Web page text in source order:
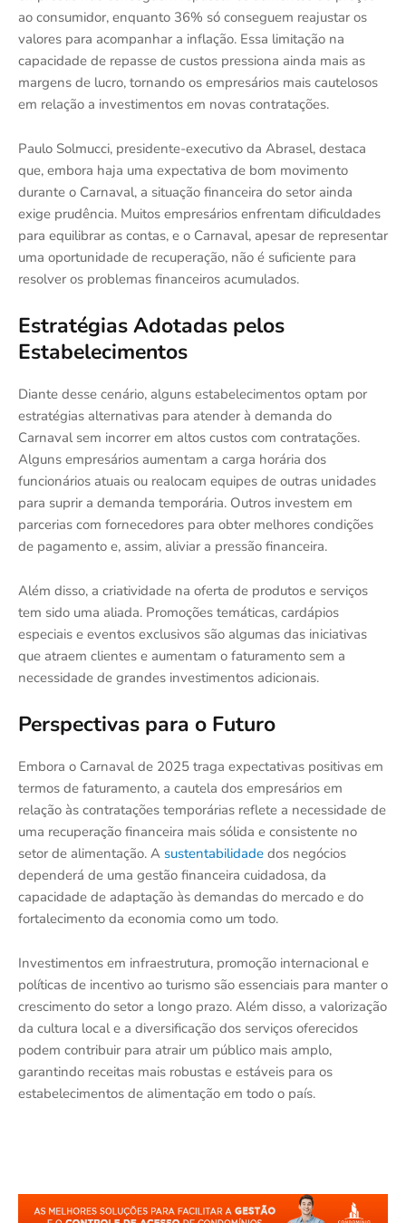
ao consumidor, enquanto 36% só conseguem reajustar os
valores para acompanhar a inflação. Essa limitação na
capacidade de repasse de custos pressiona ainda mais as
margens de lucro, tornando os empresários mais cautelosos
em relação a investimentos em novas contratações.
Paulo Solmucci, presidente-executivo da Abrasel, destaca
que, embora haja uma expectativa de bom movimento
durante o Carnaval, a situação financeira do setor ainda
exige prudência. Muitos empresários enfrentam dificuldades
para equilibrar as contas, e o Carnaval, apesar de representar
uma oportunidade de recuperação, não é suficiente para
resolver os problemas financeiros acumulados.
Estratégias Adotadas pelos
Estabelecimentos
Diante desse cenário, alguns estabelecimentos optam por
estratégias alternativas para atender à demanda do
Carnaval sem incorrer em altos custos com contratações.
Alguns empresários aumentam a carga horária dos
funcionários atuais ou realocam equipes de outras unidades
para suprir a demanda temporária. Outros investem em
parcerias com fornecedores para obter melhores condições
de pagamento e, assim, aliviar a pressão financeira.
Além disso, a criatividade na oferta de produtos e serviços
tem sido uma aliada. Promoções temáticas, cardápios
especiais e eventos exclusivos são algumas das iniciativas
que atraem clientes e aumentam o faturamento sem a
necessidade de grandes investimentos adicionais.
Perspectivas para o Futuro
Embora o Carnaval de 2025 traga expectativas positivas em
termos de faturamento, a cautela dos empresários em
relação às contratações temporárias reflete a necessidade de
uma recuperação financeira mais sólida e consistente no
setor de alimentação. A sustentabilidade dos negócios
dependerá de uma gestão financeira cuidadosa, da
capacidade de adaptação às demandas do mercado e do
fortalecimento da economia como um todo.
Investimentos em infraestrutura, promoção internacional e
políticas de incentivo ao turismo são essenciais para manter o
crescimento do setor a longo prazo. Além disso, a valorização
da cultura local e a diversificação dos serviços oferecidos
podem contribuir para atrair um público mais amplo,
garantindo receitas mais robustas e estáveis para os
estabelecimentos de alimentação em todo o país.